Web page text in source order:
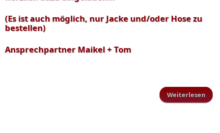
(Es ist auch möglich, nur Jacke und/oder Hose zu
bestellen)
Ansprechpartner Maikel + Tom
Weiterlesen